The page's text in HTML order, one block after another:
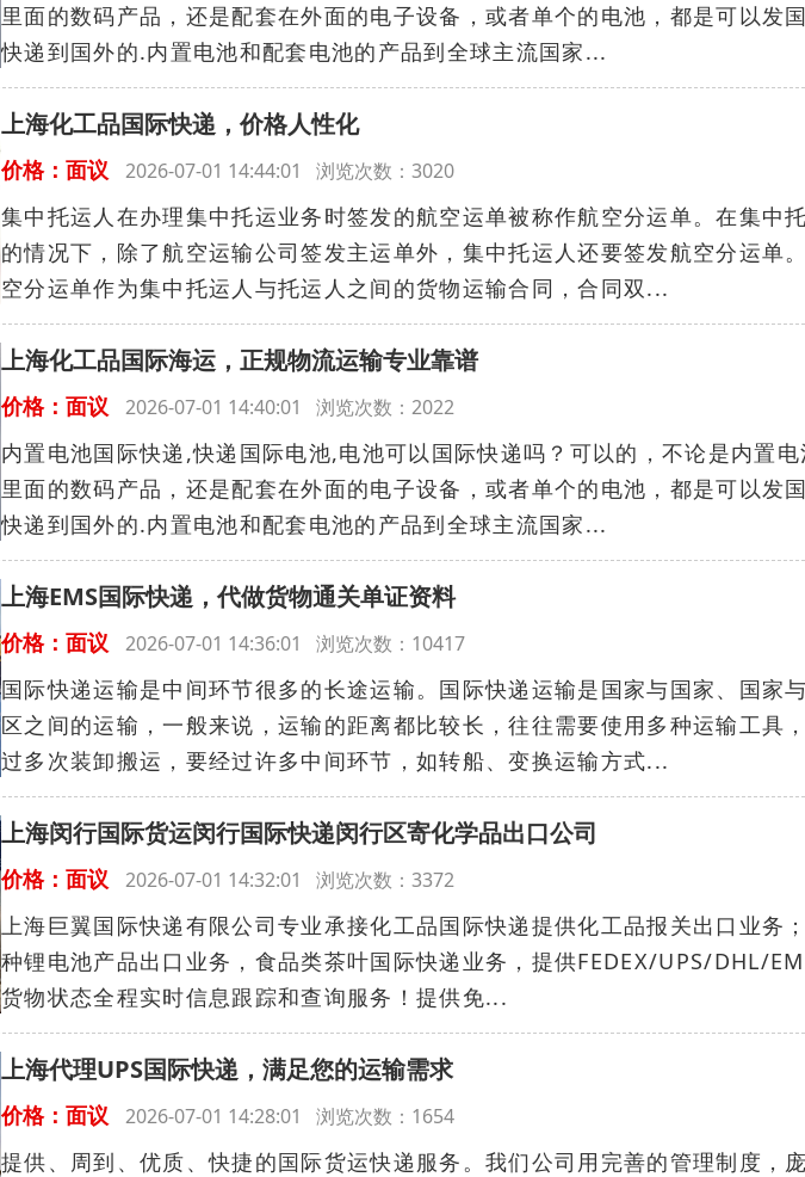
里面的数码产品，还是配套在外面的电子设备，或者单个的电池，都是可以发
快递到国外的.内置电池和配套电池的产品到全球主流国家...
上海化工品国际快递，价格人性化
价格：面议 2026-07-01 14:44:01 浏览次数：3020
集中托运人在办理集中托运业务时签发的航空运单被称作航空分运单。在集中
的情况下，除了航空运输公司签发主运单外，集中托运人还要签发航空分运单
空分运单作为集中托运人与托运人之间的货物运输合同，合同双...
上海化工品国际海运，正规物流运输专业靠谱
价格：面议 2026-07-01 14:40:01 浏览次数：2022
内置电池国际快递,快递国际电池,电池可以国际快递吗？可以的，不论是内置
里面的数码产品，还是配套在外面的电子设备，或者单个的电池，都是可以发
快递到国外的.内置电池和配套电池的产品到全球主流国家...
上海EMS国际快递，代做货物通关单证资料
价格：面议 2026-07-01 14:36:01 浏览次数：10417
国际快递运输是中间环节很多的长途运输。国际快递运输是国家与国家、国家
区之间的运输，一般来说，运输的距离都比较长，往往需要使用多种运输工具
过多次装卸搬运，要经过许多中间环节，如转船、变换运输方式...
上海闵行国际货运闵行国际快递闵行区寄化学品出口公司
价格：面议 2026-07-01 14:32:01 浏览次数：3372
上海巨翼国际快递有限公司专业承接化工品国际快递提供化工品报关出口业务
种锂电池产品出口业务，食品类茶叶国际快递业务，提供FEDEX/UPS/DHL/
货物状态全程实时信息跟踪和查询服务！提供免...
上海代理UPS国际快递，满足您的运输需求
价格：面议 2026-07-01 14:28:01 浏览次数：1654
提供、周到、优质、快捷的国际货运快递服务。我们公司用完善的管理制度，